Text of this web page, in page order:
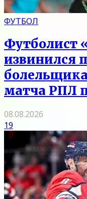
ФУТБОЛ
Футболист
извинился
матча РПЛ
08.08.2026
19